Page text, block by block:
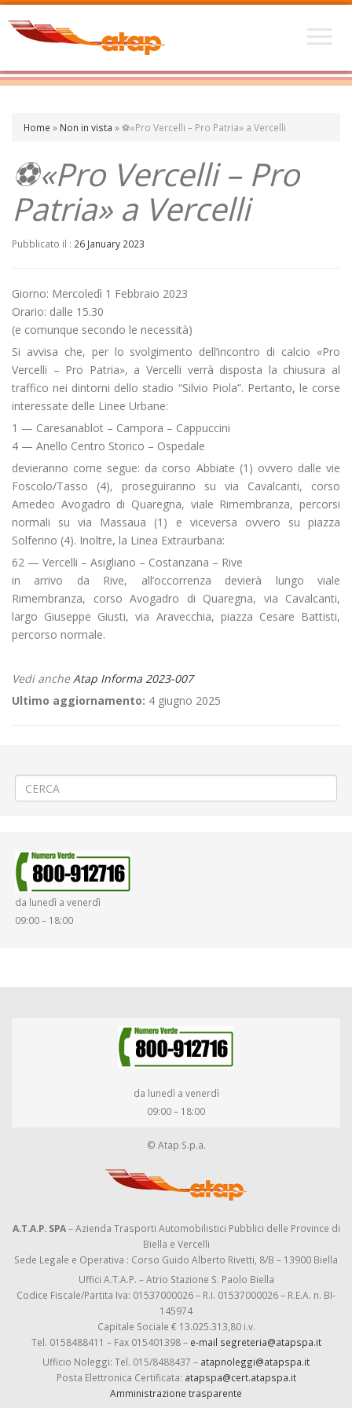
Home » Non in vista »⚽«Pro Vercelli – Pro Patria» a Vercelli
⚽«Pro Vercelli – Pro
Patria» a Vercelli
Pubblicato il : 26 January 2023
Giorno: Mercoledì 1 Febbraio 2023
Orario: dalle 15.30
(e comunque secondo le necessità)
Si avvisa che, per lo svolgimento dell’incontro di calcio «Pro
Vercelli – Pro Patria», a Vercelli verrà disposta la chiusura al
traffico nei dintorni dello stadio “Silvio Piola”. Pertanto, le corse
interessate delle Linee Urbane:
1 — Caresanablot – Campora – Cappuccini
4 — Anello Centro Storico – Ospedale
devieranno come segue: da corso Abbiate (1) ovvero dalle vie
Foscolo/Tasso (4), proseguiranno su via Cavalcanti, corso
Amedeo Avogadro di Quaregna, viale Rimembranza, percorsi
normali su via Massaua (1) e viceversa ovvero su piazza
Solferino (4). Inoltre, la Linea Extraurbana:
62 — Vercelli – Asigliano – Costanzana – Rive
in arrivo da Rive, all’occorrenza devierà lungo viale
Rimembranza, corso Avogadro di Quaregna, via Cavalcanti,
largo Giuseppe Giusti, via Aravecchia, piazza Cesare Battisti,
percorso normale.
Vedi ancheAtap Informa 2023-007
Ultimo aggiornamento: 4 giugno 2025
da lunedì a venerdì
09:00 – 18:00
da lunedì a venerdì
09:00 – 18:00
© Atap S.p.a.
A.T.A.P. SPA– Azienda Trasporti Automobilistici Pubblici delle Province di
Biella e Vercelli
Sede Legale e Operativa : Corso Guido Alberto Rivetti, 8/B – 13900 Biella
Uffici A.T.A.P. – Atrio Stazione S. Paolo Biella
Codice Fiscale/Partita Iva: 01537000026 – R.I. 01537000026 – R.E.A. n. BI-
145974
Capitale Sociale € 13.025.313,80 i.v.
Tel. 0158488411 – Fax 015401398 – e-mail segreteria@atapspa.it
Ufficio Noleggi: Tel. 015/8488437 – atapnoleggi@atapspa.it
Posta Elettronica Certificata: atapspa@cert.atapspa.it
Amministrazione trasparente